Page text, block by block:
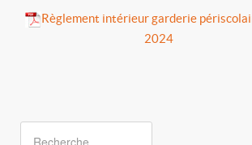
Règlement intérieur garderie
2024